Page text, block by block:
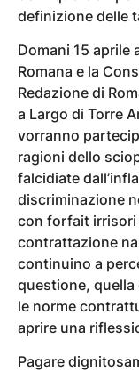
definizione delle
Domani 15 aprile
Romana e la
Redazione di
a Largo di Torre
vorranno
ragioni dello
falcidiate
discriminazione
con forfait irrisori
contrattazione
continuino a
questione, quella
le norme
aprire una
Pagare